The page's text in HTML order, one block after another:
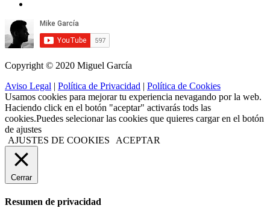
Copyright © 2020 Miguel García
Aviso Legal | Política de Privacidad | Política de Cookies
Usamos cookies para mejorar tu experiencia nevagando por la web.
Haciendo click en el botón "aceptar" activarás tods las
cookies.Puedes selecionar las cookies que quieres cargar en el botón
de ajustes
AJUSTES DE COOKIES
ACEPTAR
Cerrar
Resumen de privacidad